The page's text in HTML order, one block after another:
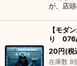
が、店
【モダ
り
20円(税
在庫数 8